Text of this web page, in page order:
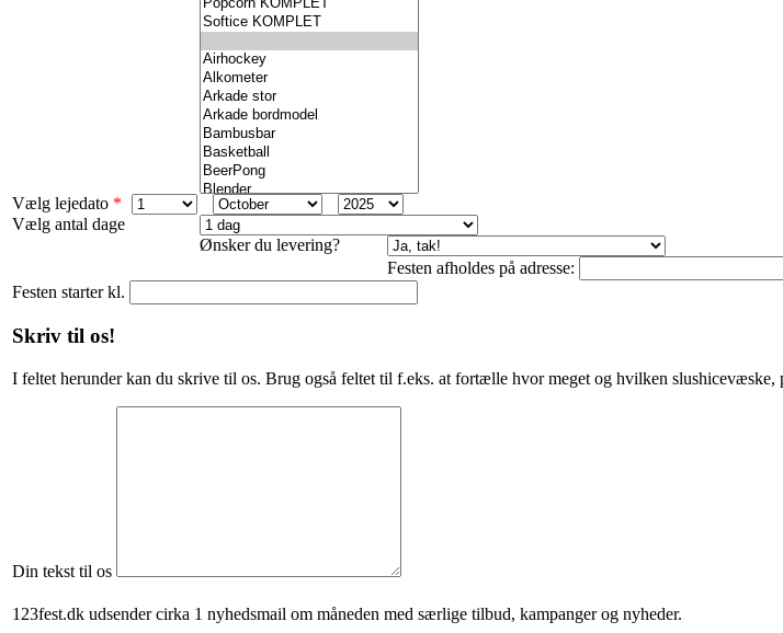
Vælg lejedato *
Vælg antal dage
Ønsker du levering?
Festen afholdes på adresse:
Festen starter kl.
Skriv til os!
I feltet herunder kan du skrive til os. Brug også feltet til f.eks. at fortælle hvor meget og hvilken slushicevæske,
Din tekst til os
123fest.dk udsender cirka 1 nyhedsmail om måneden med særlige tilbud, kampanger og nyheder.